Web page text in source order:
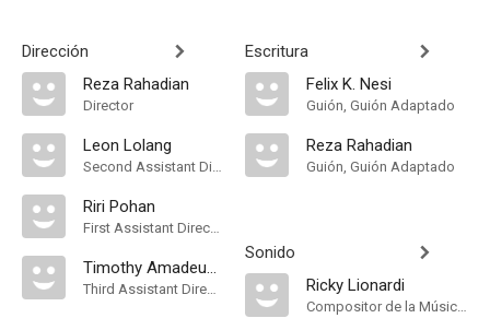
Dirección
Reza Rahadian
Director
Leon Lolang
Second Assistant Director
Riri Pohan
First Assistant Director
Timothy Amadeus Herlambang
Third Assistant Director
Escritura
Felix K. Nesi
Guión, Guión Adaptado
Reza Rahadian
Guión, Guión Adaptado
Sonido
Ricky Lionardi
Compositor de la Música Original, Música